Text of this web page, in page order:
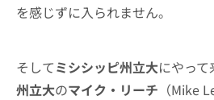
を感じずに入られません。
そしてミシシッピ州立大にやっ
州立大のマイク・リーチ （Mike